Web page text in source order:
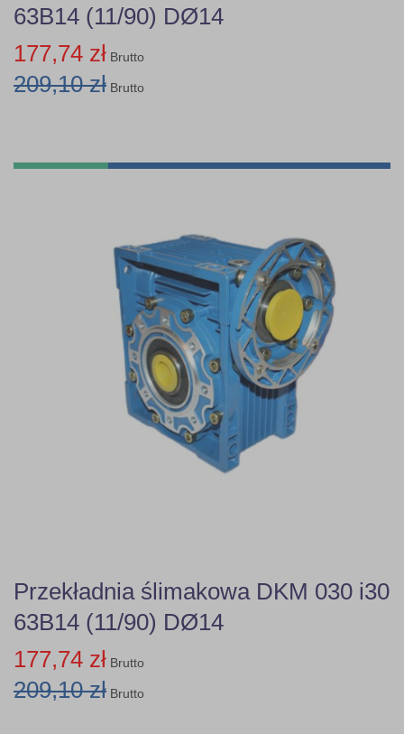
63B14 (11/90) DØ14
177,74 zł Brutto
209,10 zł Brutto
Przekładnia ślimakowa DKM 030 i30
63B14 (11/90) DØ14
177,74 zł Brutto
209,10 zł Brutto